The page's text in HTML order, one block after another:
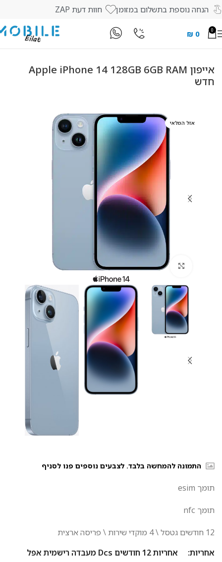
הנחה נוספת בתשלום במזומן חוות דעת ZAP
0
₪ 0
מכשירי Apple
אייפון Apple iPhone 14 128GB 6GB RAM
חדש
אזל המלאי
לחץ להגדלה
התמונה להמחשה בלבד. לצבעים נוספים פנו לסניף
תומך esim
תומך nfc
12 חודשים גטסל \ 4 מוקדי שירות \ פריסה ארצית
אחריות:
אחריות 12 חודשים Dcs מעבדה רישמית אפל